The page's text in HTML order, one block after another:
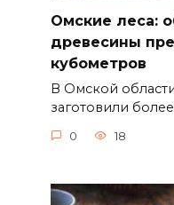
Омские леса:
древесины
кубометров
В Омской
заготовили
0 18